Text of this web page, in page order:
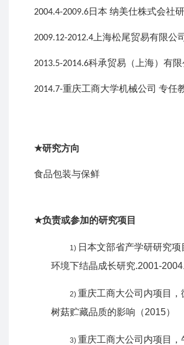
2004.4-2009.6日本 纳美仕株式会社
2009.12-2012.4 上海松尾贸易有限公司
2013.5-2014.6科承贸易（上海）有
2014.7-重庆工商大学机械公司 专任
★研究方向
食品包装与保鲜
★负责或参加的研究项目
1) 日本文部省产学研研究
环境下结晶成长研究.2001-2004.
2) 重庆工商大公司内项目，
树菇贮藏品质的影响（2015）
3) 重庆工商大公司内项目，